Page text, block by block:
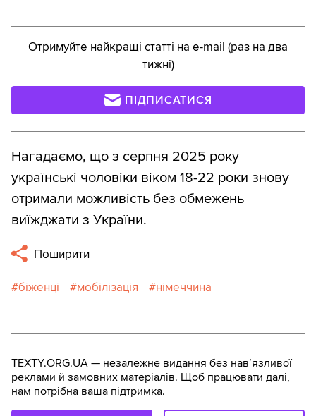
Отримуйте найкращі статті на e-mail (раз на два
тижні)
ПІДПИСАТИСЯ
Нагадаємо, що з серпня 2025 року
українські чоловіки віком 18-22 роки знову
отримали можливість без обмежень
виїжджати з України.
Поширити
біженці мобілізація німеччина
TEXTY.ORG.UA — незалежне видання без навʼязливої
реклами й замовних матеріалів. Щоб працювати далі,
нам потрібна ваша підтримка.